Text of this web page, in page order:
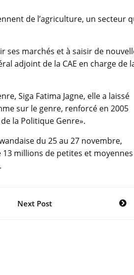
de l’agriculture, un secteur
marchés et à saisir de
adjoint de la CAE en charge de
Siga Fatima Jagne, elle a laissé
sur le genre, renforcé en 2005
la Politique Genre».
du 25 au 27 novembre,
millions de petites et moyennes
Next Post